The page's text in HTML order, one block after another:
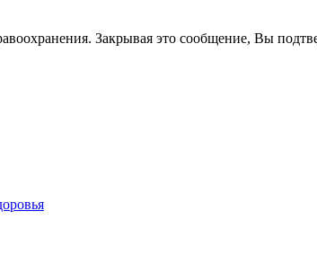
Закрывая это сообщение, Вы